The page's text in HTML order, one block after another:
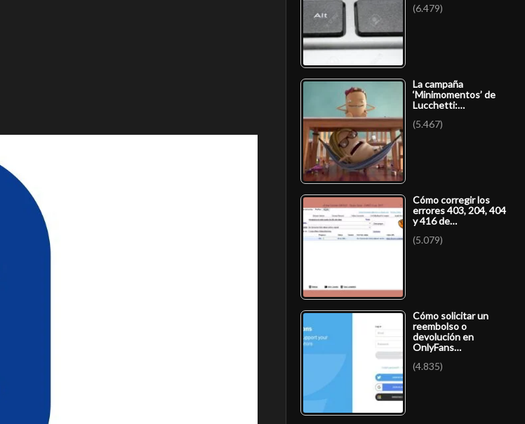
(6.479)
La campaña
‘Minimomentos’ de
Lucchetti:…
(5.467)
Cómo corregir los
errores 403, 204, 404
y 416 de…
(5.079)
Cómo solicitar un
reembolso o
devolución en
OnlyFans…
(4.835)